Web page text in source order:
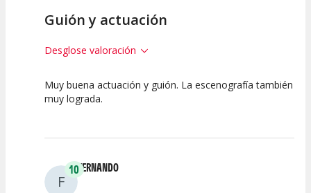
Guión y actuación
Desglose valoración
10 10 10
Muy buena actuación y guión. La escenografía también
muy lograda.
F
10FERNANDO